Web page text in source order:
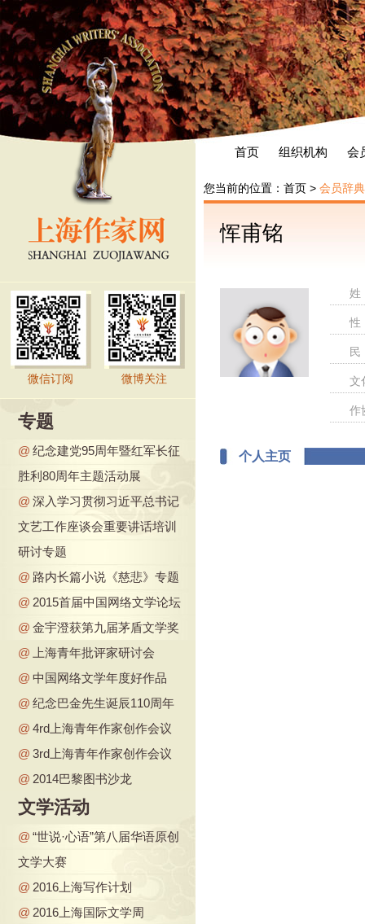
首页 组织机构 会
微信订阅 微博关注
专题
@ 纪念建党95周年暨红军长征
胜利80周年主题活动展
@ 深入学习贯彻习近平总书记
文艺工作座谈会重要讲话培训
研讨专题
@ 路内长篇小说《慈悲》专题
@ 2015首届中国网络文学论坛
@ 金宇澄获第九届茅盾文学奖
@
上海青年批评家研讨会
@ 中国网络文学年度好作品
@ 纪念巴金先生诞辰110周年
@ 4rd上海青年作家创作会议
@ 3rd上海青年作家创作会议
@ 2014巴黎图书沙龙
文学活动
@ “世说·心语”第八届华语原创
文学大赛
@ 2016上海写作计划
@ 2016上海国际文学周
您当前的位置： 首页 > 会员辞典
恽甫铭
文
作
个人主页